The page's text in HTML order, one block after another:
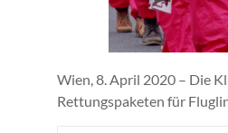
Wien, 8. April 2020 – Die
Rettungspaketen für